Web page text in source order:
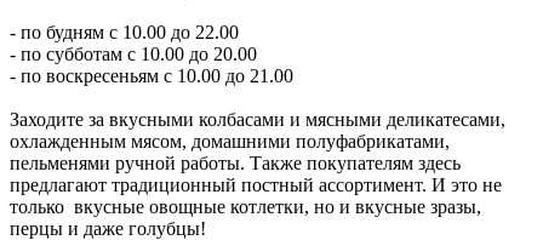
- по будням с 10.00 до 22.00
- по субботам с 10.00 до 20.00
- по воскресеньям с 10.00 до 21.00
Заходите за вкусными колбасами и мясными деликатесами,
охлажденным мясом, домашними полуфабрикатами,
пельменями ручной работы. Также покупателям здесь
предлагают традиционный постный ассортимент. И это не
только вкусные овощные котлетки, но и вкусные зразы,
перцы и даже голубцы!